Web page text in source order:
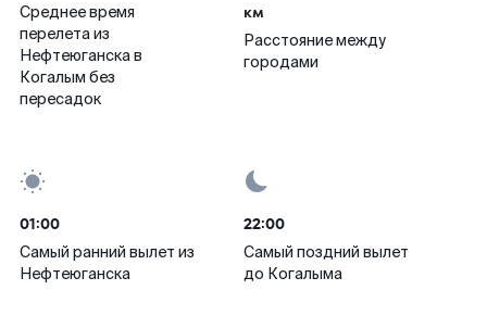
Среднее время
перелета из
Нефтеюганска в
Когалым без
пересадок
км
Расстояние между
городами
01:00
Самый ранний вылет из
Нефтеюганска
22:00
Самый поздний вылет
до Когалыма